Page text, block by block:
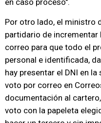
en caso proceso".
Por otro lado, el ministro
partidario de
correo para que todo el
personal e identificada,
hay presentar el DNI en
voto por correo en
documentación al
voto con la papeleta